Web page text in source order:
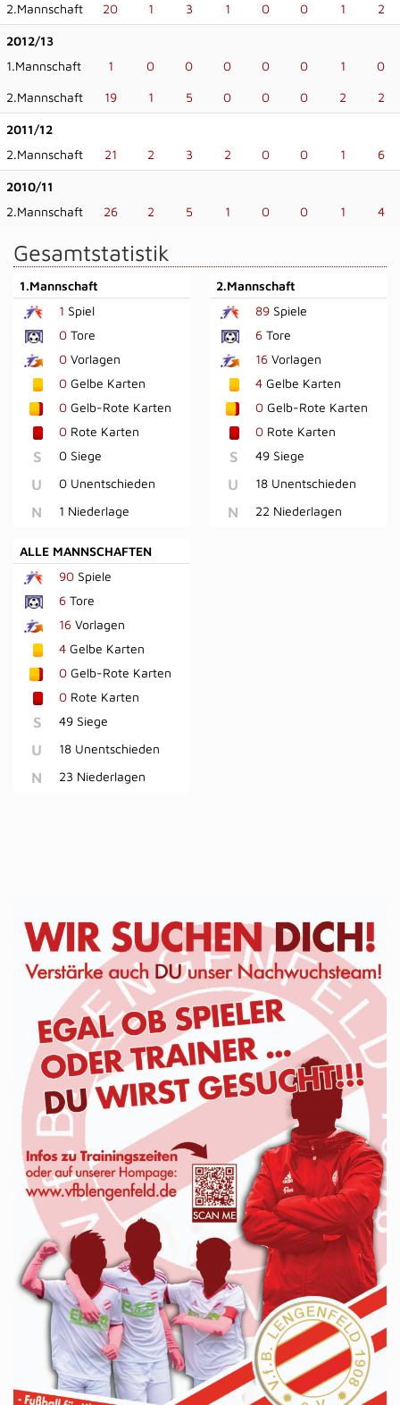
2.Mannschaft
20 1 3 1 0 0 1 2
2012/13
1.Mannschaft
1 0 0 0 0 0 1 0
2.Mannschaft 19 1 5 0 0 0 2 2
2011/12
2.Mannschaft
21 2 3 2 0 0 1 6
2010/11
2.Mannschaft
26 2 5 1 0 0 1 4
Gesamtstatistik
1.Mannschaft
1 Spiel
0 Tore
0 Vorlagen
0 Gelbe Karten
0 Gelb-Rote Karten
0 Rote Karten
S 0 Siege
U 0 Unentschieden
N 1 Niederlage
2.Mannschaft
89Spiele
6Tore
16Vorlagen
4Gelbe Karten
0Gelb-Rote Karten
0Rote Karten
S 49 Siege
U 18 Unentschieden
N 22 Niederlagen
ALLE MANNSCHAFTEN
90 Spiele
6 Tore
16 Vorlagen
4 Gelbe Karten
0 Gelb-Rote Karten
0 Rote Karten
S 49 Siege
U 18 Unentschieden
N 23 Niederlagen